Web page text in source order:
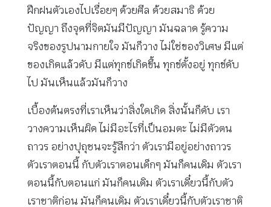
ฝึกฝนตัวเองไปเรื่อยๆ ด้วยศีล ด้วยสมาธิ ด้วย
ปัญญา ถึงจุดที่จิตมันมีปัญญา มันฉลาด รู้ความ
จริงของรูปนามกายใจ มันก็วาง ไม่ใช่ของวิเศษ มีแต่
ของเกิดแล้วดับ มีแต่ทุกข์เกิดขึ้น ทุกข์ตั้งอยู่ ทุกข์ดับ
ไป มันเห็นแล้วมันก็วาง
เบื้องต้นตรงที่เราเห็นว่าสิ่งใดเกิด สิ่งนั้นก็ดับ เรา
วางความเห็นผิด ไม่มีอะไรที่เป็นอมตะ ไม่มีตัวตน
ถาวร อย่างปุถุชนจะรู้สึกว่า ตัวเรามีอยู่อย่างถาวร
ตัวเราตอนนี้ กับตัวเราตอนเด็กๆ มันก็คนเดิม ตัวเรา
ตอนนี้กับตอนแก่ มันก็คนเดิม ตัวเราเดี๋ยวนี้กับตัว
เราชาติก่อน มันก็คนเดิม ตัวเราเดี๋ยวนี้กับตัวเราชาติ